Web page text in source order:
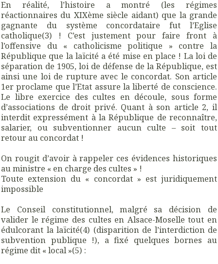
En réalité, l’histoire a montré (les régimes
réactionnaires du XIXème siècle aidant) que la grande
gagnante du système concordataire fut l’Eglise
catholique(3) ! C’est justement pour faire front à
l’offensive du « catholicisme politique » contre la
République que la laïcité a été mise en place ! La loi de
séparation de 1905, loi de défense de la République, est
ainsi une loi de rupture avec le concordat. Son article
1er proclame que l’Etat assure la liberté de conscience.
Le libre exercice des cultes en découle, sous forme
d’associations de droit privé. Quant à son article 2, il
interdit expressément à la République de reconnaître,
salarier, ou subventionner aucun culte – soit tout
retour au concordat !
On rougit d’avoir à rappeler ces évidences historiques
au ministre « en charge des cultes » !
Toute extension du « concordat » est juridiquement
impossible
Le Conseil constitutionnel, malgré sa décision de
valider le régime des cultes en Alsace-Moselle tout en
édulcorant la laïcité(4) (disparition de l’interdiction de
subvention publique !), a fixé quelques bornes au
régime dit « local »(5) :